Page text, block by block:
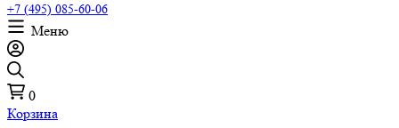
+7 (495) 085-60-06
Меню
0
Корзина